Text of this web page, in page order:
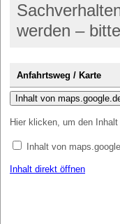
werden –
Anfahrtsweg / Karte
Inhalt von
Hier klicken, um den
Inhalt von
Inhalt direkt öffnen